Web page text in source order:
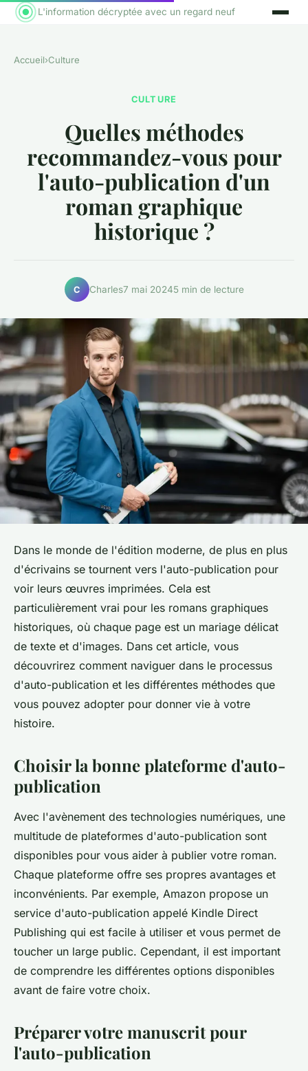
L'information décryptée avec un regard neuf
Accueil›Culture
CULTURE
Quelles méthodes
recommandez-vous pour
l'auto-publication d'un
roman graphique
historique ?
C Charles7 mai 20245 min de lecture
Dans le monde de l'édition moderne, de plus en plus
d'écrivains se tournent vers l'auto-publication pour
voir leurs œuvres imprimées. Cela est
particulièrement vrai pour les romans graphiques
historiques, où chaque page est un mariage délicat
de texte et d'images. Dans cet article, vous
découvrirez comment naviguer dans le processus
d'auto-publication et les différentes méthodes que
vous pouvez adopter pour donner vie à votre
histoire.
Choisir la bonne plateforme d'auto-
publication
Avec l'avènement des technologies numériques, une
multitude de plateformes d'auto-publication sont
disponibles pour vous aider à publier votre roman.
Chaque plateforme offre ses propres avantages et
inconvénients. Par exemple, Amazon propose un
service d'auto-publication appelé Kindle Direct
Publishing qui est facile à utiliser et vous permet de
toucher un large public. Cependant, il est important
de comprendre les différentes options disponibles
avant de faire votre choix.
Préparer votre manuscrit pour
l'auto-publication